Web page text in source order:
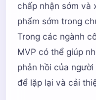
chấp nhận sớm và
phẩm sớm trong
Trong các ngành
MVP có thể giúp
phản hồi của
để lặp lại và cải